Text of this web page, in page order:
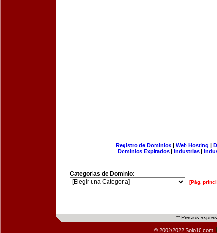
Registro de Dominios| Web Hosting |
Dominios Expirados | Industrias |
Categorías de Dominio:
[Pág.
** Precios
© 2002/2022 Solo10.com